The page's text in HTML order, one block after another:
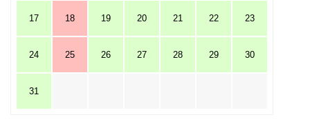
17 18 19 20 21 22 23
24 25 26 27 28 29 30
31